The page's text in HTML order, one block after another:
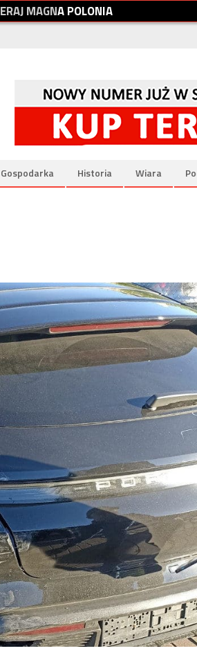
ERAJMAGNAPOLONIA
Gospodarka Historia Wiara